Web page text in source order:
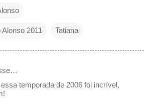
2011 Tatiana
temporada de 2006 foi incrível,